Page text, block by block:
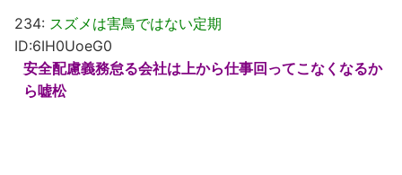
234: スズメは害鳥ではない定期
ID:6IH0UoeG0
安全配慮義務怠る会社は上から仕事回ってこなくなるか
ら嘘松